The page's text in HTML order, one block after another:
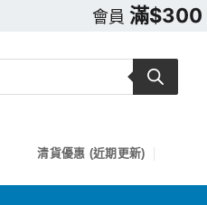
會員 滿$300
清貨優惠 (近期更新)